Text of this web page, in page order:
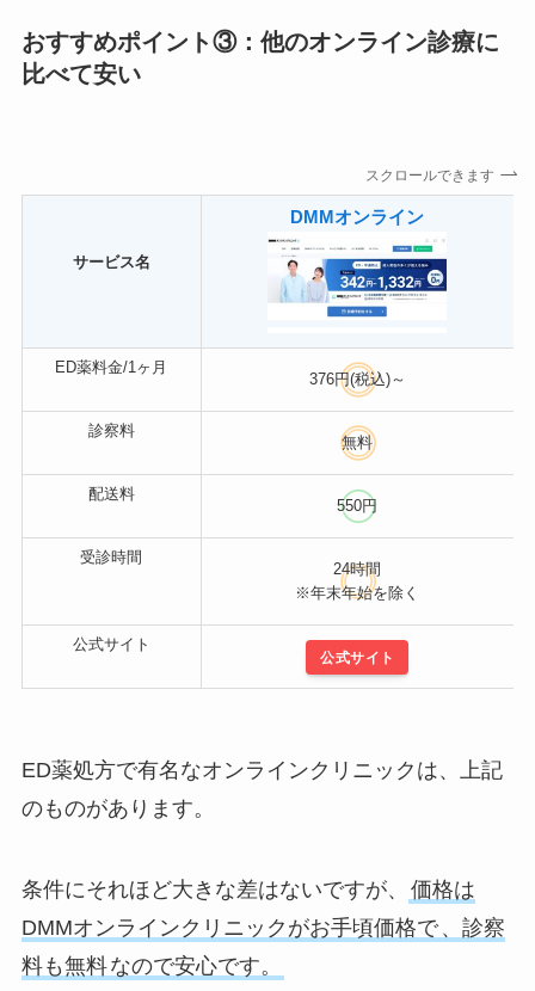
おすすめポイント③：他のオンライン診療に
比べて安い
スクロールできます
サービス名
DMMオンライン
ED薬料金/1ヶ月
376円(税込)～
診察料
無料
配送料
550円
受診時間
24時間
※年末年始を除く
公式サイト
公式サイト
ED薬処方で有名なオンラインクリニックは、上記
のものがあります。
条件にそれほど大きな差はないですが、
価格は
DMMオンラインクリニックがお手頃価格で 、診察
料も無料なので安心です。